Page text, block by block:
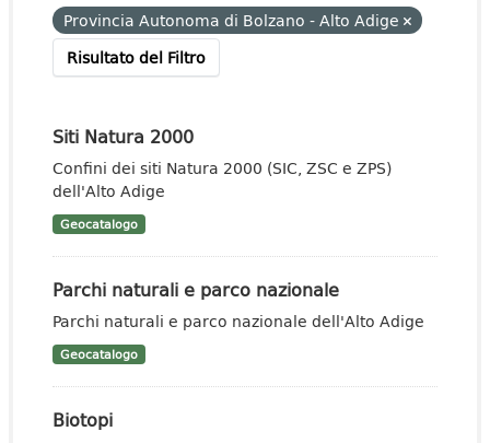
Provincia Autonoma di Bolzano - Alto Adige
Risultato del Filtro
Siti Natura 2000
Confini dei siti Natura 2000 (SIC, ZSC e ZPS)
dell'Alto Adige
Geocatalogo
Parchi naturali e parco nazionale
Parchi naturali e parco nazionale dell'Alto Adige
Geocatalogo
Biotopi